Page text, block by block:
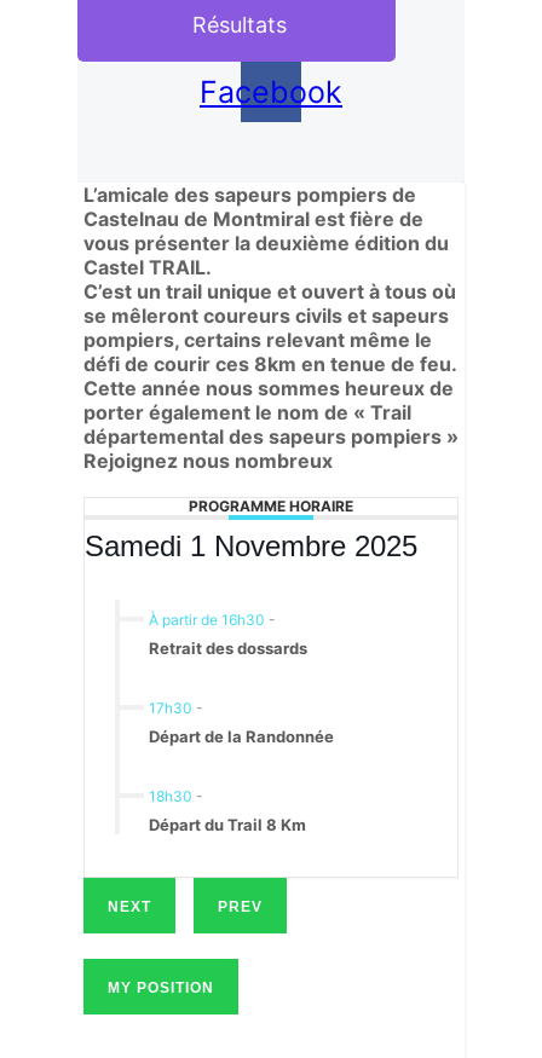
Résultats
Facebook
L’amicale des sapeurs pompiers de
Castelnau de Montmiral est fière de
vous présenter la deuxième édition du
Castel TRAIL.
C’est un trail unique et ouvert à tous où
se mêleront coureurs civils et sapeurs
pompiers, certains relevant même le
défi de courir ces 8km en tenue de feu.
Cette année nous sommes heureux de
porter également le nom de « Trail
départemental des sapeurs pompiers »
Rejoignez nous nombreux
PROGRAMME HORAIRE
Samedi 1 Novembre 2025
À partir de 16h30 -
Retrait des dossards
17h30 -
Départ de la Randonnée
18h30 -
Départ du Trail 8 Km
NEXT PREV
MY POSITION